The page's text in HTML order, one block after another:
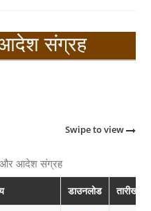
संग्रह
Swipe to view
और आदेश संग्रह
डाउनलोड तारीख